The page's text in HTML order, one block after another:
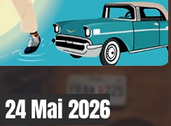
Mai 2026